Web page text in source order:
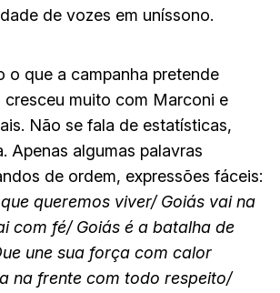
de vozes em uníssono.
o que a campanha pretende
cresceu muito com Marconi e
Não se fala de estatísticas,
Apenas algumas palavras
de ordem, expressões fáceis:
queremos viver/ Goiás vai na
com fé/ Goiás é a batalha de
une sua força com calor
na frente com todo respeito/